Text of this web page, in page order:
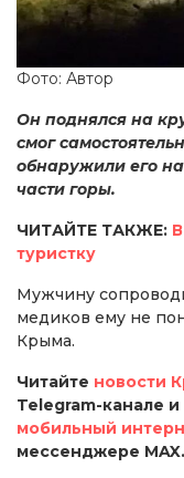
Фото: Автор
Он поднялся на
смог
обнаружили его
части горы.
ЧИТАЙТЕ ТАКЖЕ:
туристку
Мужчину
медиков ему не
Крыма.
Читайте новости
Telegram-канале и
мобильный
мессенджере